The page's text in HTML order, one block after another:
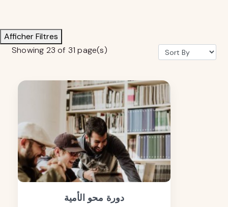
Afficher Filtres
Showing 23 of 31 page(s)
دورة محو الأمية